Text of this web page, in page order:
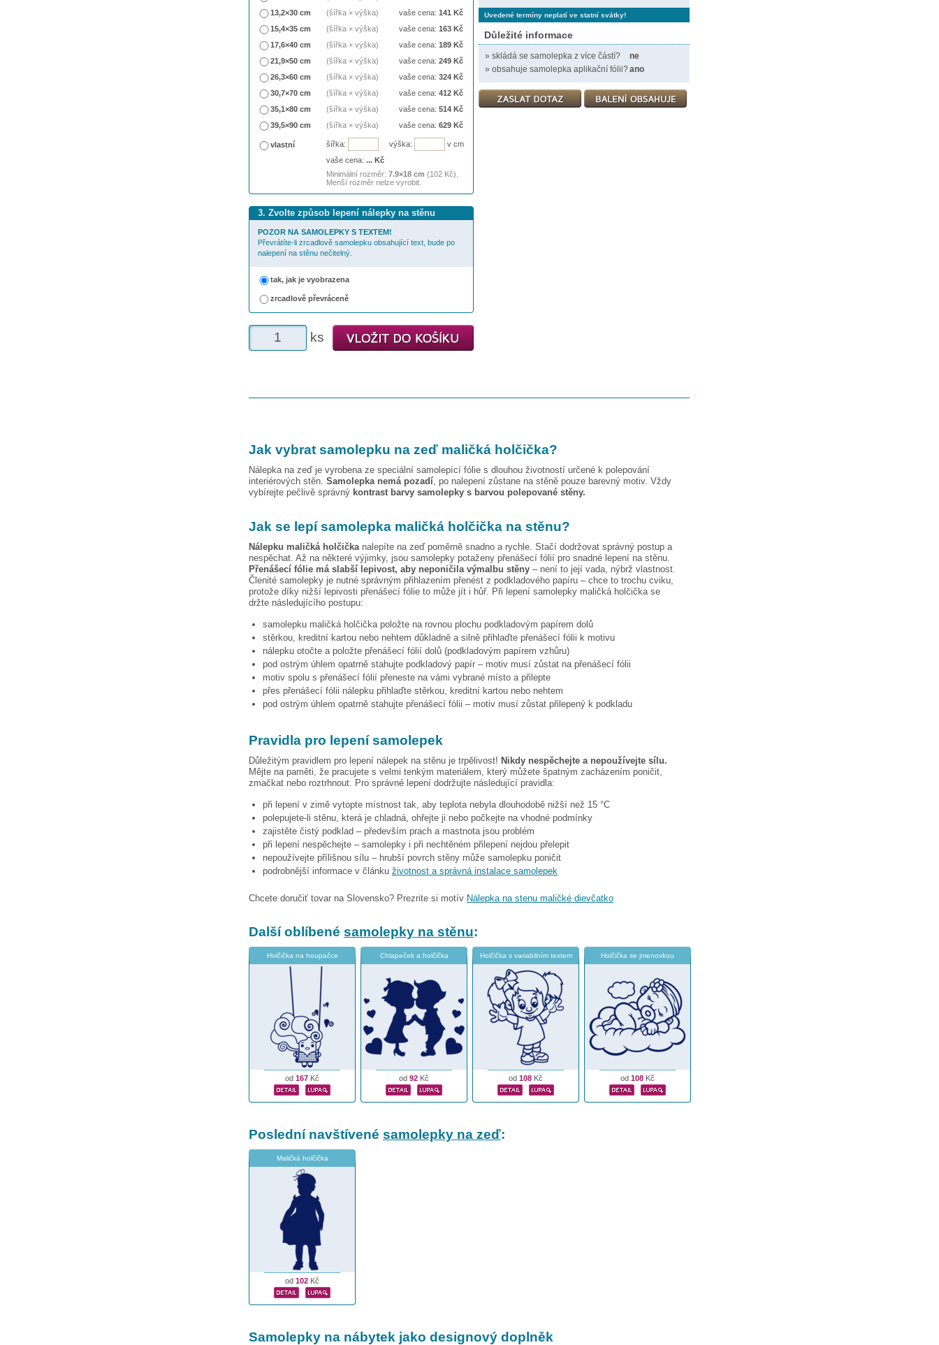
Uvedené termíny neplatí ve statní svátky!
Důležité informace
» skládá se samolepka z více částí?
ne
» obsahuje samolepka aplikační fólii?ano
13,2×30 cm
(šířka × výška) vaše cena: 141 Kč
15,4×35 cm
(šířka × výška) vaše cena: 163 Kč
17,6×40 cm
(šířka × výška) vaše cena: 189 Kč
21,9×50 cm
(šířka × výška) vaše cena: 249 Kč
26,3×60 cm
(šířka × výška) vaše cena: 324 Kč
30,7×70 cm
(šířka × výška) vaše cena: 412 Kč
35,1×80 cm
(šířka × výška) vaše cena: 514 Kč
39,5×90 cm
(šířka × výška) vaše cena: 629 Kč
vlastní šířka: výška:
v cm
vaše cena: ... Kč
Minimální rozměr: 7.9×18 cm (102 Kč).
Menší rozměr nelze vyrobit.
3. Zvolte způsob lepení nálepky na stěnu
POZOR NA SAMOLEPKY S TEXTEM!
Převrátíte-li zrcadlově samolepku obsahující text, bude po
nalepení na stěnu nečitelný.
tak, jak je vyobrazena
zrcadlově převráceně
ks
Jak vybrat samolepku na zeď maličká holčička?
Nálepka na zeď je vyrobena ze speciální samolepící fólie s dlouhou životností určené k polepování
interiérových stěn. Samolepka nemá pozadí, po nalepení zůstane na stěně pouze barevný motiv. Vždy
vybírejte pečlivě správný kontrast barvy samolepky s barvou polepované stěny.
Jak se lepí samolepka maličká holčička na stěnu?
Nálepku maličká holčičkanalepíte na zeď poměrně snadno a rychle. Stačí dodržovat správný postup a
nespěchat. Až na některé výjimky, jsou samolepky potaženy přenášecí fólií pro snadné lepení na stěnu.
Přenášecí fólie má slabší lepivost, aby neponičila výmalbu stěny – není to její vada, nýbrž vlastnost.
Členité samolepky je nutné správným přihlazením přenést z podkladového papíru – chce to trochu cviku,
protože díky nižší lepivosti přenášecí fólie to může jít i hůř. Při lepení samolepky maličká holčičkase
držte následujícího postupu:
samolepku maličká holčičkapoložte na rovnou plochu podkladovým papírem dolů
stěrkou, kreditní kartou nebo nehtem důkladně a silně přihlaďte přenášecí fólii k motivu
nálepku otočte a položte přenášecí fólií dolů (podkladovým papírem vzhůru)
pod ostrým úhlem opatrně stahujte podkladový papír – motiv musí zůstat na přenášecí fólii
motiv spolu s přenášecí fólií přeneste na vámi vybrané místo a přilepte
přes přenášecí fólii nálepku přihlaďte stěrkou, kreditní kartou nebo nehtem
pod ostrým úhlem opatrně stahujte přenášecí fólii – motiv musí zůstat přilepený k podkladu
Pravidla pro lepení samolepek
Důležitým pravidlem pro lepení nálepek na stěnu je trpělivost! Nikdy nespěchejte a nepoužívejte sílu.
Mějte na paměti, že pracujete s velmi tenkým materiálem, který můžete špatným zacházením poničit,
zmačkat nebo roztrhnout. Pro správné lepení dodržujte následující pravidla:
při lepení v zimě vytopte místnost tak, aby teplota nebyla dlouhodobě nižší než 15 °C
polepujete-li stěnu, která je chladná, ohřejte ji nebo počkejte na vhodné podmínky
zajistěte čistý podklad – především prach a mastnota jsou problém
při lepení nespěchejte – samolepky i při nechtěném přilepení nejdou přelepit
nepoužívejte přílišnou sílu – hrubší povrch stěny může samolepku poničit
podrobnější informace v článku životnost a správná instalace samolepek
Chcete doručiť tovar na Slovensko? Prezrite si motív Nálepka na stenu maličké dievčatko
Další oblíbené samolepky na stěnu:
Holčička na houpačce
od 167 Kč
Chlapeček a holčička
od 92 Kč
Holčička s variabilním textem
od 108 Kč
Holčička se jmenovkou
od 108 Kč
Poslední navštívené samolepky na zeď:
Maličká holčička
od 102 Kč
Samolepky na nábytek jako designový doplněk